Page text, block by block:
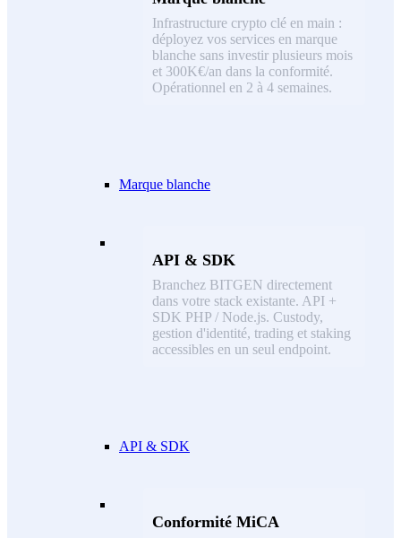
Infrastructure crypto clé en main :
déployez vos services en marque
blanche sans investir plusieurs mois
et 300K€/an dans la conformité.
Opérationnel en 2 à 4 semaines.
Marque blanche
API & SDK
Branchez BITGEN directement
dans votre stack existante. API +
SDK PHP / Node.js. Custody,
gestion d'identité, trading et staking
accessibles en un seul endpoint.
API & SDK
Conformité MiCA